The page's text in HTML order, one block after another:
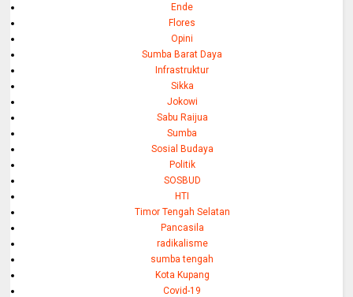
Ende
Flores
Opini
Sumba Barat Daya
Infrastruktur
Sikka
Jokowi
Sabu Raijua
Sumba
Sosial Budaya
Politik
SOSBUD
HTI
Timor Tengah Selatan
Pancasila
radikalisme
sumba tengah
Kota Kupang
Covid-19